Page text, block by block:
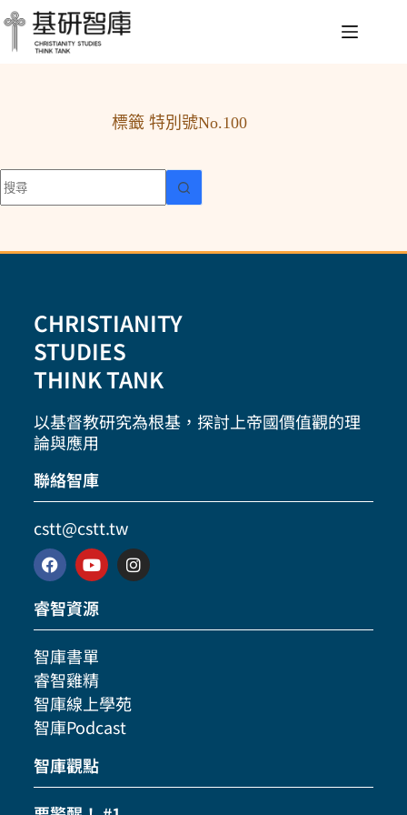
標籤特別號No.100
CHRISTIANITY
STUDIES
THINK TANK
以基督教研究為根基，探討上帝國價值觀的理
論與應用
聯絡智庫
cstt@cstt.tw
睿智資源
智庫書單
睿智雞精
智庫線上學苑
智庫Podcast
智庫觀點